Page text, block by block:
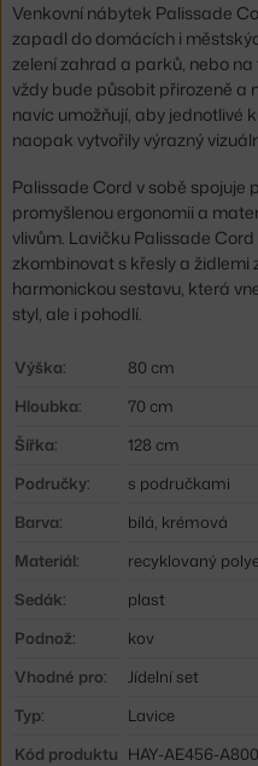
Venkovní nábytek Palissade
zapadl do domácích i
zelení zahrad a parků, nebo
vždy bude působit přirozeně a
navíc umožňují, aby jednotlivé
naopak vytvořily výrazný
Palissade Cord v sobě spojuje
promyšlenou ergonomii a
vlivům. Lavičku Palissade
zkombinovat s křesly a židlemi
harmonickou sestavu, která
styl, ale i pohodlí.
Výška:
80 cm
Hloubka:
70 cm
Šířka:
128 cm
Područky:
s područkami
Barva:
bílá, krémová
Materiál:
recyklovaný
Sedák:
plast
Podnož:
kov
Vhodné pro:
Jídelní set
Typ:
Lavice
Kód produktu HAY-AE456-A800